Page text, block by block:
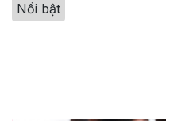
Nổi bật